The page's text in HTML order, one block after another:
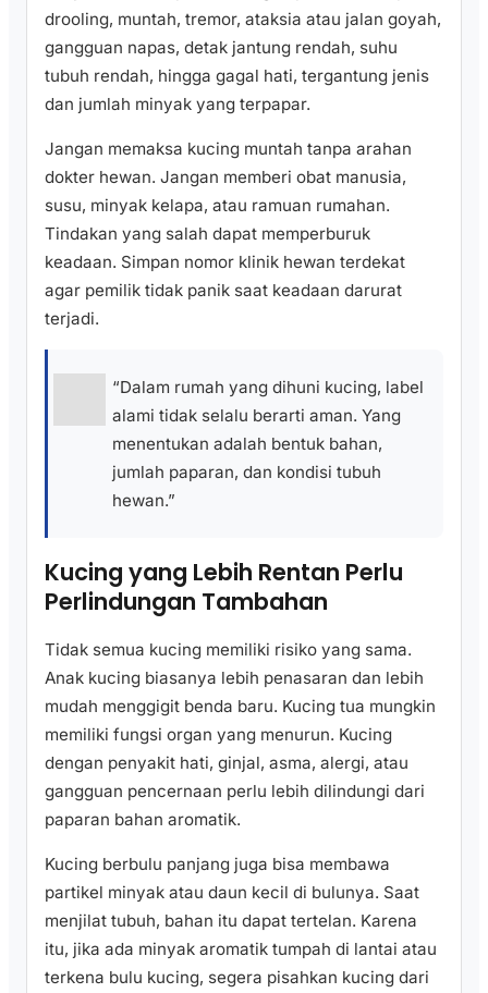
drooling, muntah, tremor, ataksia atau jalan goyah,
gangguan napas, detak jantung rendah, suhu
tubuh rendah, hingga gagal hati, tergantung jenis
dan jumlah minyak yang terpapar.
Jangan memaksa kucing muntah tanpa arahan
dokter hewan. Jangan memberi obat manusia,
susu, minyak kelapa, atau ramuan rumahan.
Tindakan yang salah dapat memperburuk
keadaan. Simpan nomor klinik hewan terdekat
agar pemilik tidak panik saat keadaan darurat
terjadi.
“Dalam rumah yang dihuni kucing, label
alami tidak selalu berarti aman. Yang
menentukan adalah bentuk bahan,
jumlah paparan, dan kondisi tubuh
hewan.”
Kucing yang Lebih Rentan Perlu
Perlindungan Tambahan
Tidak semua kucing memiliki risiko yang sama.
Anak kucing biasanya lebih penasaran dan lebih
mudah menggigit benda baru. Kucing tua mungkin
memiliki fungsi organ yang menurun. Kucing
dengan penyakit hati, ginjal, asma, alergi, atau
gangguan pencernaan perlu lebih dilindungi dari
paparan bahan aromatik.
Kucing berbulu panjang juga bisa membawa
partikel minyak atau daun kecil di bulunya. Saat
menjilat tubuh, bahan itu dapat tertelan. Karena
itu, jika ada minyak aromatik tumpah di lantai atau
terkena bulu kucing, segera pisahkan kucing dari